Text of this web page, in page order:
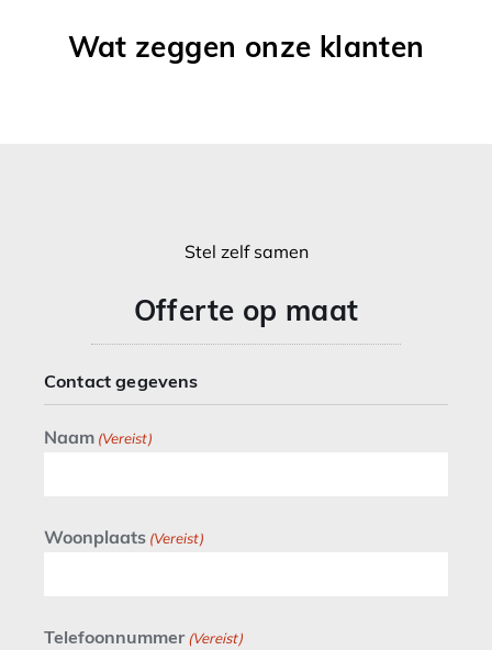
Wat zeggen onze klanten
Stel zelf samen
Offerte op maat
Contact gegevens
Naam (Vereist)
Woonplaats (Vereist)
Telefoonnummer (Vereist)